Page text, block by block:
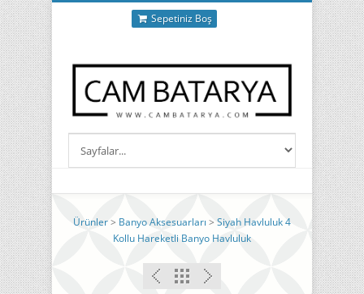
Sepetiniz Boş
Ürünler> Banyo Aksesuarları > Siyah Havluluk 4
Kollu Hareketli Banyo Havluluk